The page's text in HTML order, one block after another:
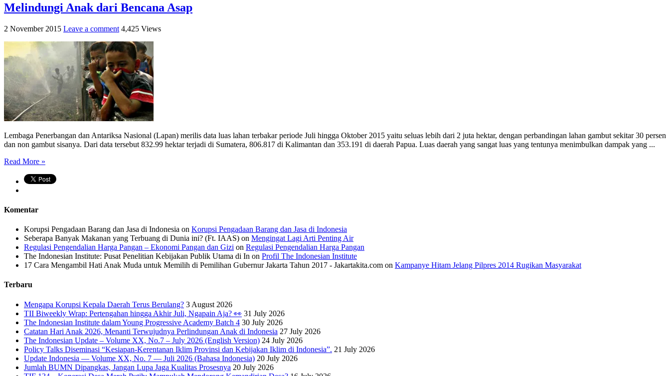
Melindungi Anak dari Bencana Asap
2 November 2015 Leave a comment 4,425 Views
Lembaga Penerbangan dan Antariksa Nasional (Lapan) merilis data luas lahan terbakar periode Juli hingga Oktober 2015 yaitu seluas lebih dari 2 juta hektar, dengan perbandingan lahan gambut sekitar 30 persen
dan non gambut sisanya. Dari data tersebut 832.99 hektar terjadi di Sumatera, 806.817 di Kalimantan dan 353.191 di daerah Papua. Luas daerah yang sangat luas yang tentunya menimbulkan dampak yang ...
Read More »
Komentar
Korupsi Pengadaan Barang dan Jasa di Indonesia on Korupsi Pengadaan Barang dan Jasa di Indonesia
Seberapa Banyak Makanan yang Terbuang di Dunia ini? (Ft. IAAS) on Mengingat Lagi Arti Penting Air
Regulasi Pengendalian Harga Pangan – Ekonomi Pangan dan Gizi on Regulasi Pengendalian Harga Pangan
The Indonesian Institute: Pusat Penelitian Kebijakan Publik Utama di In on Profil The Indonesian Institute
17 Cara Mengambil Hati Anak Muda untuk Memilih di Pemilihan Gubernur Jakarta Tahun 2017 - Jakartakita.com on Kampanye Hitam Jelang Pilpres 2014 Rugikan Masyarakat
Terbaru
Mengapa Korupsi Kepala Daerah Terus Berulang? 3 August 2026
TII Biweekly Wrap: Pertengahan hingga Akhir Juli, Ngapain Aja? 👀 31 July 2026
The Indonesian Institute dalam Young Progressive Academy Batch 4 30 July 2026
Catatan Hari Anak 2026, Menanti Terwujudnya Perlindungan Anak di Indonesia 27 July 2026
The Indonesian Update – Volume XX, No.7 – July 2026 (English Version) 24 July 2026
Policy Talks Diseminasi “Kesiapan-Kerentanan Iklim Provinsi dan Kebijakan Iklim di Indonesia”. 21 July 2026
Update Indonesia — Volume XX, No. 7 — Juli 2026 (Bahasa Indonesia) 20 July 2026
Jumlah BUMN Dipangkas, Jangan Lupa Jaga Kualitas Prosesnya 20 July 2026